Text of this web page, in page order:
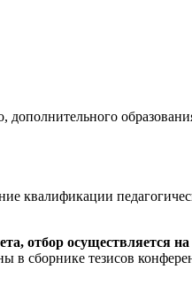
дополнительного
квалификации
отбор осуществляется на
сборнике тезисов